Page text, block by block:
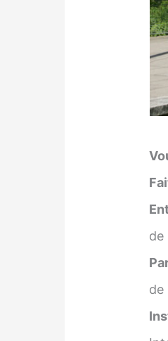
de
de